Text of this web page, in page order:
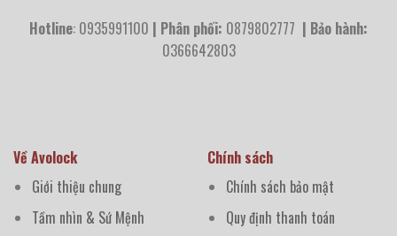
Hotline: 0935991100 | Phân phối: 0879802777 | Bảo hành:
0366642803
Về Avolock
Giới thiệu chung
Tầm nhìn & Sứ Mệnh
Chính sách
Chính sách bảo mật
Quy định thanh toán